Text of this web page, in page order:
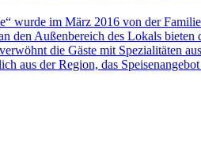
wurde im März 2016 von der
den Außenbereich des Lokals
die Gäste mit Spezialitäten
aus der Region, das